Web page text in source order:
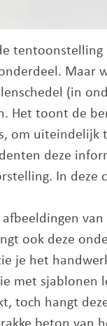
tentoonstelling
Maar
(in
Het toont de
om uiteindelijk
deze
In
ook deze
je het
met sjablonen
toch hangt